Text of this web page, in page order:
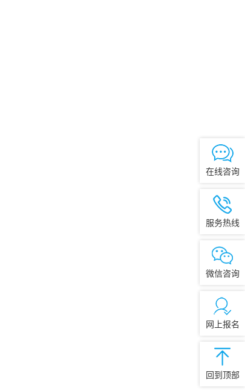
在线咨询
服务热线
微信咨询
网上报名
回到顶部